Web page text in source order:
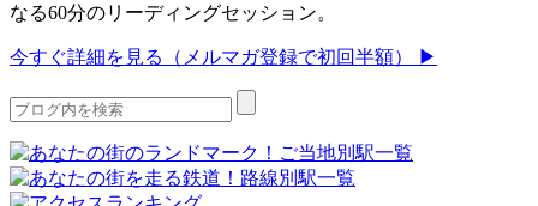
なる60分のリーディングセッション。
今すぐ詳細を見る（メルマガ登録で初回半額） ▶